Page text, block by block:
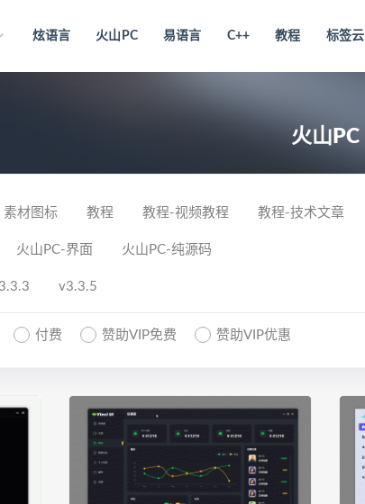
炫语言 火山PC 易语言 C++ 教程 标签云
火山PC
素材图标 教程 教程-视频教程 教程-技术文章
火山PC-界面 火山PC-纯源码
v3.3.5
付费 赞助VIP免费 赞助VIP优惠